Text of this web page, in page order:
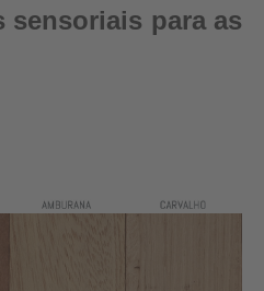
sensoriais para as